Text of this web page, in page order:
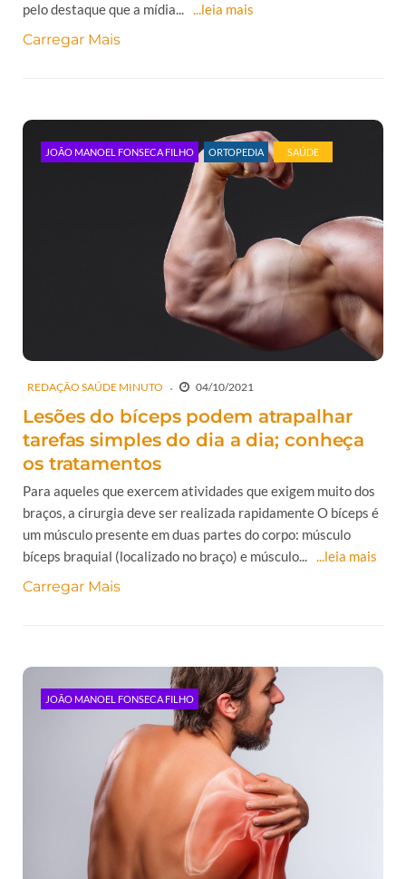
pelo destaque que a mídia... ...leia mais
Carregar Mais
JOÃO MANOEL FONSECA FILHO ORTOPEDIA SAÚDE
REDAÇÃO SAÚDE MINUTO 04/10/2021
Lesões do bíceps podem atrapalhar
tarefas simples do dia a dia; conheça
os tratamentos
Para aqueles que exercem atividades que exigem muito dos
braços, a cirurgia deve ser realizada rapidamente O bíceps é
um músculo presente em duas partes do corpo: músculo
bíceps braquial (localizado no braço) e músculo... ...leia mais
Carregar Mais
JOÃO MANOEL FONSECA FILHO